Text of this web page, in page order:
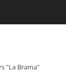
"La Brama"